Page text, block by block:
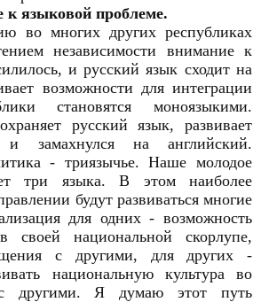
языковой проблеме.
во многих других республиках
независимости внимание к
и русский язык сходит на
возможности для интеграции
становятся моноязыкими.
русский язык, развивает
и замахнулся на английский.
- триязычье. Наше молодое
три языка. В этом наиболее
будут развиваться многие
для одних - возможность
в своей национальной скорлупе,
с другими, для других -
национальную культура во
с другими. Я думаю этот путь